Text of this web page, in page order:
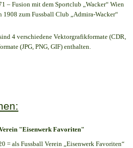
– Fusion mit dem Sportclub „Wacker“ Wien
1908 zum Fussball Club „Admira-Wacker“
4 verschiedene Vektorgrafikformate (CDR,
(JPG, PNG, GIF) enthalten.
"Eisenwerk Favoriten"
= als Fussball Verein „Eisenwerk Favoriten“